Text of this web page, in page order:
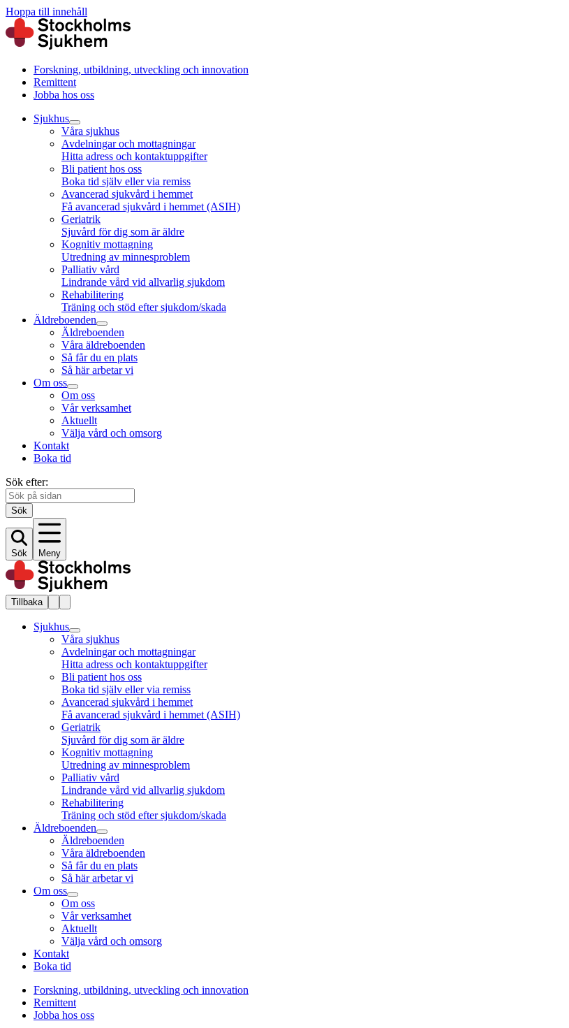
Hoppa till innehåll
Forskning, utbildning, utveckling och innovation
Remittent
Jobba hos oss
Sjukhus
Våra sjukhus
Avdelningar och mottagningar
Hitta adress och kontaktuppgifter
Bli patient hos oss
Boka tid själv eller via remiss
Avancerad sjukvård i hemmet
Få avancerad sjukvård i hemmet (ASIH)
Geriatrik
Sjuvård för dig som är äldre
Kognitiv mottagning
Utredning av minnesproblem
Palliativ vård
Lindrande vård vid allvarlig sjukdom
Rehabilitering
Träning och stöd efter sjukdom/skada
Äldreboenden
Äldreboenden
Våra äldreboenden
Så får du en plats
Så här arbetar vi
Om oss
Om oss
Vår verksamhet
Aktuellt
Välja vård och omsorg
Kontakt
Boka tid
Sök efter:
Sök
Sök Meny
Tillbaka
Sjukhus
Våra sjukhus
Avdelningar och mottagningar
Hitta adress och kontaktuppgifter
Bli patient hos oss
Boka tid själv eller via remiss
Avancerad sjukvård i hemmet
Få avancerad sjukvård i hemmet (ASIH)
Geriatrik
Sjuvård för dig som är äldre
Kognitiv mottagning
Utredning av minnesproblem
Palliativ vård
Lindrande vård vid allvarlig sjukdom
Rehabilitering
Träning och stöd efter sjukdom/skada
Äldreboenden
Äldreboenden
Våra äldreboenden
Så får du en plats
Så här arbetar vi
Om oss
Om oss
Vår verksamhet
Aktuellt
Välja vård och omsorg
Kontakt
Boka tid
Forskning, utbildning, utveckling och innovation
Remittent
Jobba hos oss